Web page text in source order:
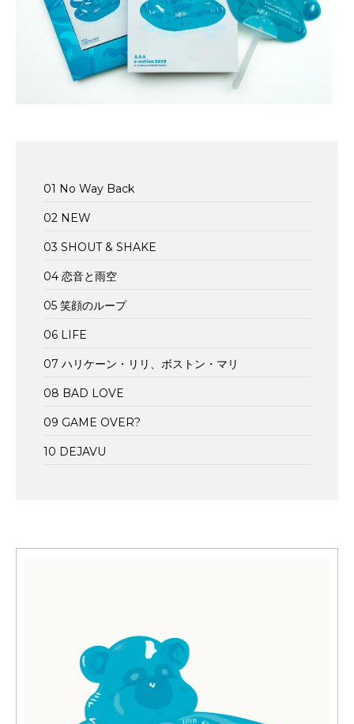
01 No Way Back
02 NEW
03 SHOUT & SHAKE
04 恋音と雨空
05 笑顔のループ
06 LIFE
07 ハリケーン・リリ、ボストン・マリ
08 BAD LOVE
09 GAME OVER?
10 DEJAVU